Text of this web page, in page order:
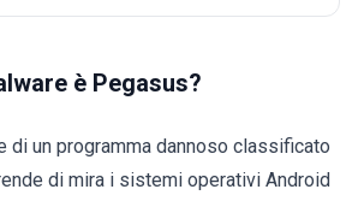
è Pegasus?
di un programma dannoso classificato
di mira i sistemi operativi Android